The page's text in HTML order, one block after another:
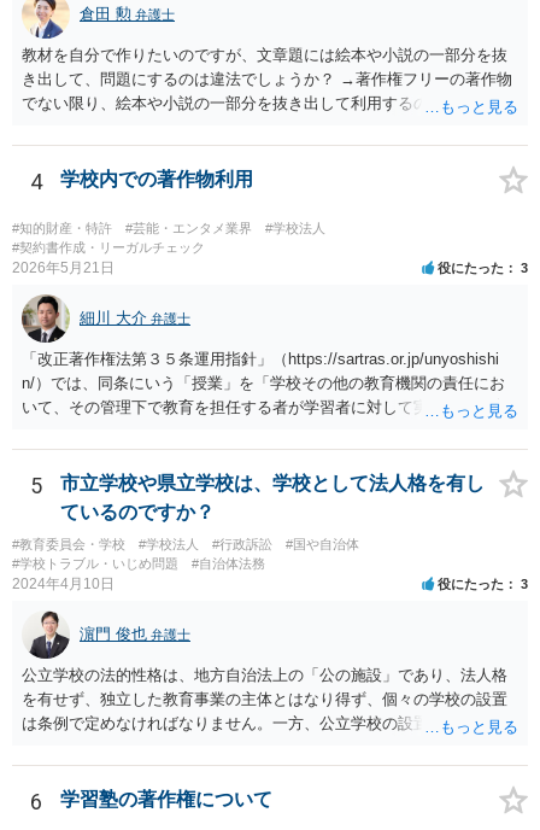
学校法人の名誉を毀損したとして損害賠償を求められる可能性も否定
できません。
倉田 勲 弁護士
教材を自分で作りたいのですが、文章題には絵本や小説の一部分を抜
き出して、問題にするのは違法でしょうか？ →著作権フリーの著作物
でない限り、絵本や小説の一部分を抜き出して利用するのは著作権法
4 学校内での著作物利用
#知的財産・特許 #芸能・エンタメ業界
#学校法人
#契約書作成・リーガルチェック
2026年5月21日 役にたった 3
細川 大介 弁護士
「改正著作権法第３５条運用指針」（https://sartras.or.jp/unyoshishi
n/）では、同条にいう「授業」を「学校その他の教育機関の責任にお
いて、その管理下で教育を担任する者が学習者に対して実施する教育
級活動・クラブ活動・学校行事等）、部活動、課外補習授業等を、該
当しない例として自主的なボランティア活動・保護者会・ＰＴＡ活動
等を列挙しています。 本件をこれに当てはめますと、 ①主体である学
校司書は、学校図書館法第６条第１項上「専ら学校図書館の職務に従
事する職員」と位置づけられ、運用指針にいう「教育を担任する者」
に該当しません。 ②活動内容も、特別活動・学校行事等ではなく、図
したがって、本件展示は「授業の過程」要件を満たさず、３５条によ
る適法化はできないと考えられます。 ただし、繰り返しになります
が、ご相談のケースのような事案が裁判沙汰になることが現実的には
ほぼないため、今後も裁判例が積み重なる可能性がきわめて低く、ど
ちらの解釈が正しいのかについて司法の判断が下されることがないも
5
市立学校や県立学校は、学校として法人格を有し
ているのですか？
#教育委員会・学校 #学校法人 #行政訴訟
#国や自治体
#学校トラブル・いじめ問題
#自治体法務
2024年4月10日 役にたった 3
濵門 俊也 弁護士
公立学校の法的性格は、地方自治法上の「公の施設」であり、法人格
を有せず、独立した教育事業の主体とはなり得ず、個々の学校の設置
は条例で定めなければなりません。一方、公立学校の設置者である地
利義務の主体となる法人格を有し、教育事業の主体となっています。
ちなみに、公立学校は教育行政組織上の取扱いとしては「教育機関」
であり、校舎・校地等は地方自治法上「行政財産」とされています。
6 学習塾の著作権について